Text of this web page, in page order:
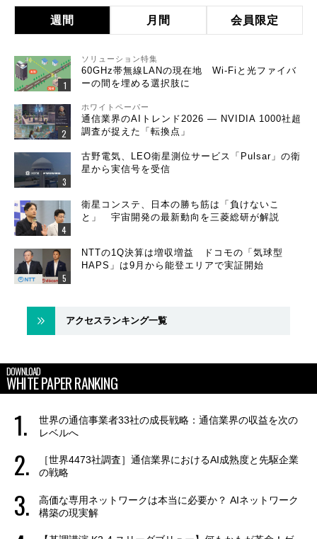
週間 月間 会員限定
ソリューション特集
60GHz帯無線LANの現在地 Wi-Fiと光ファイバ
ーの間を埋める選択肢に
ホワイトペーパー
通信業界のAIトレンド2026 ― NVIDIA 1000社超
調査が捉えた「転換点」
古野電気、LEO衛星測位サービス「Pulsar」の衛
星から実信号を受信
衛星コンステ、日本の勝ち筋は「負けないこ
と」 宇宙開発の最新動向を三菱総研が解説
NTTの1Q決算は増収増益 ドコモの「気球型
HAPS」は9月から能登エリアで実証開始
アクセスランキング一覧
DOWNLOAD
WHITE PAPER RANKING
世界の通信事業者33社の成長戦略：通信業界の収益を次の
レベルへ
［世界4473社調査］通信業界におけるAI成熟度と先駆企業
の戦略
高価な専用ネットワークは本当に必要か？ AIネットワーク
構築の現実解